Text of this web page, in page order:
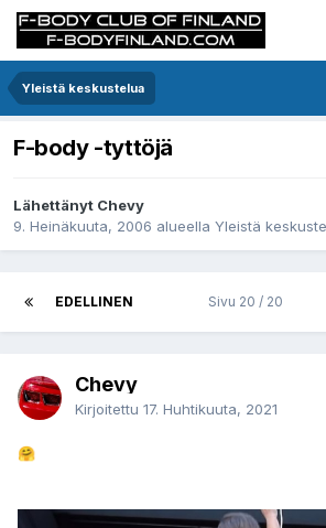
Yleistä keskustelua
F-body -tyttöjä
Lähettänyt Chevy
9. Heinäkuuta, 2006 alueella Yleistä
EDELLINEN Sivu 20 / 20
Chevy
Kirjoitettu 17. Huhtikuuta, 2021
🤗